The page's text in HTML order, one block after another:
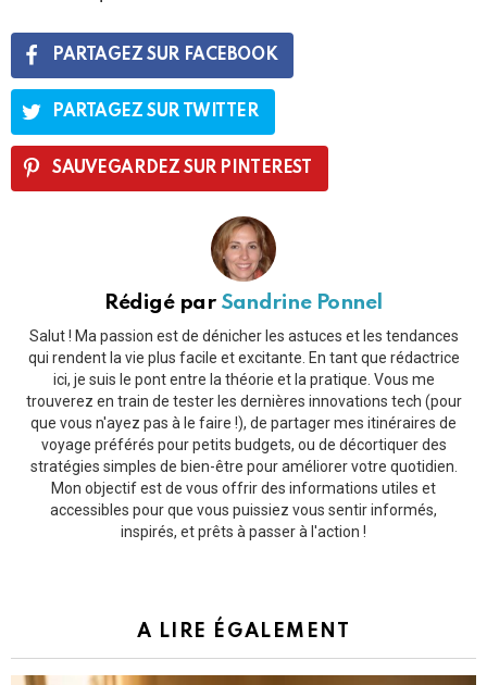
PARTAGEZ SUR FACEBOOK
PARTAGEZ SUR TWITTER
SAUVEGARDEZ SUR PINTEREST
Rédigé par Sandrine Ponnel
Salut ! Ma passion est de dénicher les astuces et les tendances
qui rendent la vie plus facile et excitante. En tant que rédactrice
ici, je suis le pont entre la théorie et la pratique. Vous me
trouverez en train de tester les dernières innovations tech (pour
que vous n'ayez pas à le faire !), de partager mes itinéraires de
voyage préférés pour petits budgets, ou de décortiquer des
stratégies simples de bien-être pour améliorer votre quotidien.
Mon objectif est de vous offrir des informations utiles et
accessibles pour que vous puissiez vous sentir informés,
inspirés, et prêts à passer à l'action !
A LIRE ÉGALEMENT